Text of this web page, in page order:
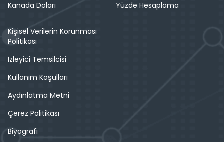
Kanada Doları
Yüzde Hesaplama
Kişisel Verilerin Korunması
Politikası
İzleyici Temsilcisi
Kullanım Koşulları
Aydınlatma Metni
Çerez Politikası
Biyografi